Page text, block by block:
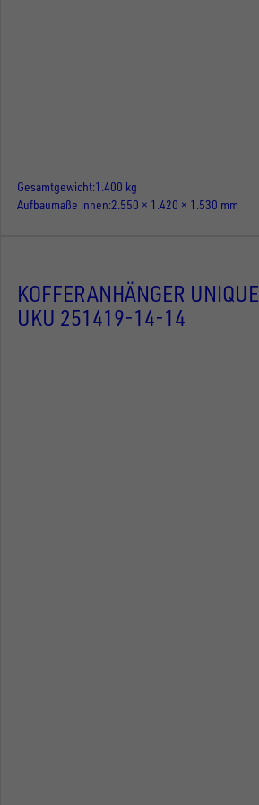
Gesamtgewicht 1.400 kg
Aufbaumaße innen 2.550 × 1.420 × 1.530 mm
KOFFERANHÄNGER UNIQUE
UKU 251419-14-14